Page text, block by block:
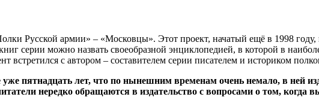
Русской армии» – «Московцы». Этот проект, начатый ещё в 1998 году,
серии можно назвать своеобразной энциклопедией, в которой в
встретился с автором – составителем серии писателем и историком
пятнадцать лет, что по нынешним временам очень немало, в ней
нередко обращаются в издательство с вопросами о том,